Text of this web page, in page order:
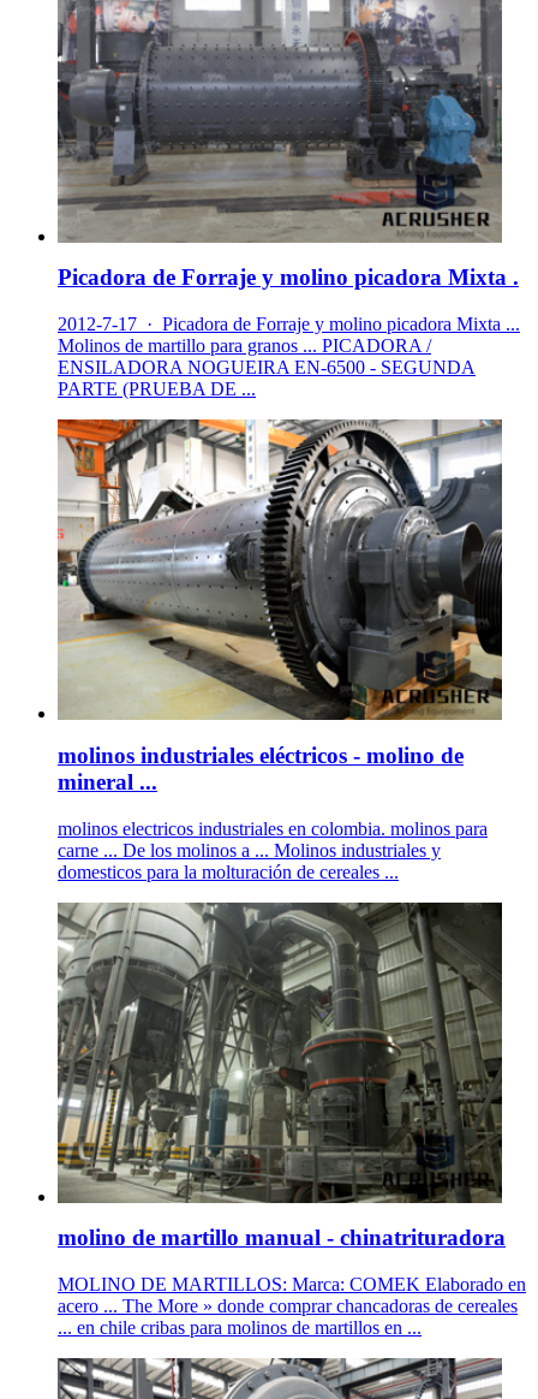
Picadora de Forraje y molino picadora Mixta .
2012-7-17 · Picadora de Forraje y molino picadora Mixta ...
Molinos de martillo para granos ... PICADORA /
ENSILADORA NOGUEIRA EN-6500 - SEGUNDA
PARTE (PRUEBA DE ...
molinos industriales eléctricos - molino de
mineral ...
molinos electricos industriales en colombia. molinos para
carne ... De los molinos a ... Molinos industriales y
domesticos para la molturación de cereales ...
molino de martillo manual - chinatrituradora
MOLINO DE MARTILLOS: Marca: COMEK Elaborado en
acero ... The More » donde comprar chancadoras de cereales
... en chile cribas para molinos de martillos en ...